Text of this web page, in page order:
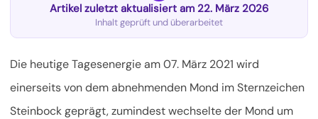
Artikel zuletzt aktualisiert am 22. März 2026
Inhalt geprüft und überarbeitet
Die heutige Tagesenergie am 07. März 2021 wird
einerseits von dem abnehmenden Mond im Sternzeichen
Steinbock geprägt, zumindest wechselte der Mond um